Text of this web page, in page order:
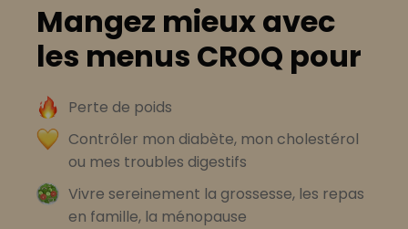
Mangez mieux avec
les menus CROQ pour
Perte de poids
Contrôler mon diabète, mon cholestérol
ou mes troubles digestifs
Vivre sereinement la grossesse, les repas
en famille, la ménopause